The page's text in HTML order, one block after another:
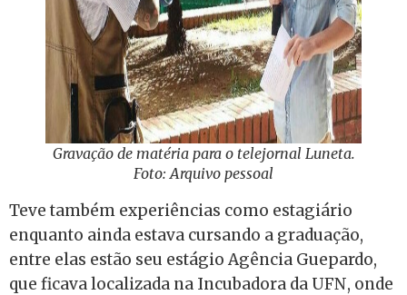
Gravação de matéria para o telejornal Luneta.
Foto: Arquivo pessoal
Teve também experiências como estagiário
enquanto ainda estava cursando a graduação,
entre elas estão seu estágio Agência Guepardo,
que ficava localizada na Incubadora da UFN, onde